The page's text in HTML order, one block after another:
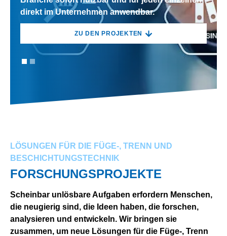
direkt im Unternehmen anwendbar.
ZU DEN PROJEKTEN
direkt im Unternehmen anwendbar.
ZU DEN PROJEKTEN
LÖSUNGEN FÜR DIE FÜGE-, TRENN UND
BESCHICHTUNGSTECHNIK
FORSCHUNGSPROJEKTE
Scheinbar unlösbare Aufgaben erfordern Menschen,
die neugierig sind, die Ideen haben, die forschen,
analysieren und entwickeln. Wir bringen sie
zusammen, um neue Lösungen für die Füge-, Trenn